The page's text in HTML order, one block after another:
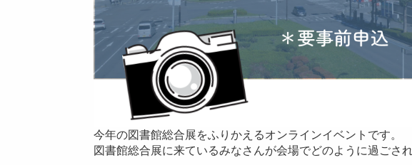
今年の図書館総合展をふりかえるオンラインイベントです。
図書館総合展に来ているみなさんが会場でどのように過ごさ